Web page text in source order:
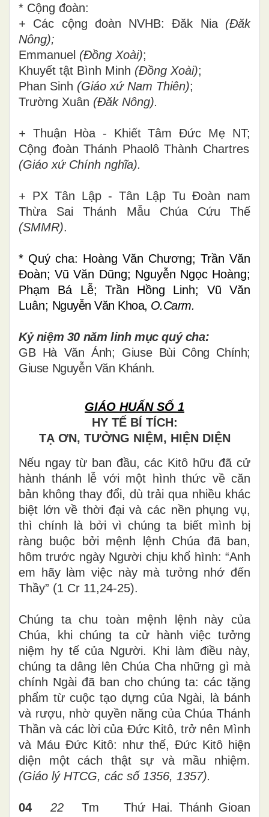
* Cộng đoàn:
+ Các cộng đoàn NVHB: Đăk Nia (Đăk
Nông);
Emmanuel (Đồng Xoài);
Khuyết tật Bình Minh (Đồng Xoài);
Phan Sinh (Giáo xứ Nam Thiên);
Trường Xuân (Đăk Nông).
+ Thuận Hòa - Khiết Tâm Đức Mẹ NT;
Cộng đoàn Thánh Phaolô Thành Chartres
(Giáo xứ Chính nghĩa).
+ PX Tân Lập - Tân Lập Tu Đoàn nam
Thừa Sai Thánh Mẫu Chúa Cứu Thế
(SMMR).
* Quý cha: Hoàng Văn Chương; Trần Văn
Đoàn; Vũ Văn Dũng; Nguyễn Ngọc Hoàng;
Phạm Bá Lễ; Trần Hồng Linh; Vũ Văn
Luân; Nguyễn Văn Khoa, O.Carm.
Kỷ niệm 30 năm linh mục quý cha:
GB Hà Văn Ánh; Giuse Bùi Công Chính;
Giuse Nguyễn Văn Khánh.
GIÁO HUẤN SỐ 1
HY TẾ BÍ TÍCH:
TẠ ƠN, TƯỞNG NIỆM, HIỆN DIỆN
Nếu ngay từ ban đầu, các Kitô hữu đã cử
hành thánh lễ với một hình thức về căn
bản không thay đổi, dù trải qua nhiều khác
biệt lớn về thời đại và các nền phụng vụ,
thì chính là bởi vì chúng ta biết mình bị
ràng buộc bởi mệnh lệnh Chúa đã ban,
hôm trước ngày Người chịu khổ hình: “Anh
em hãy làm việc này mà tưởng nhớ đến
Thầy” (1 Cr 11,24-25).
Chúng ta chu toàn mệnh lệnh này của
Chúa, khi chúng ta cử hành việc tưởng
niệm hy tế của Người. Khi làm điều này,
chúng ta dâng lên Chúa Cha những gì mà
chính Ngài đã ban cho chúng ta: các tặng
phẩm từ cuộc tạo dựng của Ngài, là bánh
và rượu, nhờ quyền năng của Chúa Thánh
Thần và các lời của Đức Kitô, trở nên Mình
và Máu Đức Kitô: như thế, Đức Kitô hiện
diện một cách thật sự và mầu nhiệm.
(Giáo lý HTCG, các số 1356, 1357).
04 22TmThứ Hai. Thánh Gioan